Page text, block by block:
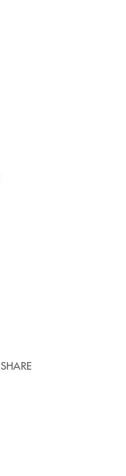
SHARE